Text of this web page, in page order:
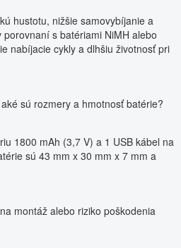
hustotu, nižšie samovybíjanie a
s batériami NiMH alebo
nabíjacie cykly a dlhšiu životnosť pri
sú rozmery a hmotnosť batérie?
1800 mAh (3,7 V) a 1 USB kábel na
sú 43 mm x 30 mm x 7 mm a
montáž alebo riziko poškodenia